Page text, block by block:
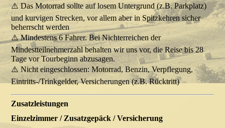
⚠️ Das Motorrad sollte auf losem Untergrund (z.B. Parkplatz)
und kurvigen Strecken, vor allem aber in Spitzkehren sicher
beherrscht werden
⚠️ Mindestens 6 Fahrer. Bei Nichterreichen der
Mindestteilnehmerzahl behalten wir uns vor, die Reise bis 28
Tage vor Tourbeginn abzusagen.
⚠️ Nicht eingeschlossen: Motorrad, Benzin, Verpflegung,
Eintritts-/Trinkgelder, Versicherungen (z.B. Rücktritt)
Zusatzleistungen
Einzelzimmer / Zusatzgepäck / Versicherung